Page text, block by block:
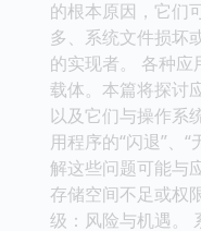
的根本原因，它们
多、系统文件损坏
的实现者。 各种
载体。本篇将探讨
以及它们与操作系
用程序的“闪退”、
解这些问题可能与
存储空间不足或权
级：风险与机遇。